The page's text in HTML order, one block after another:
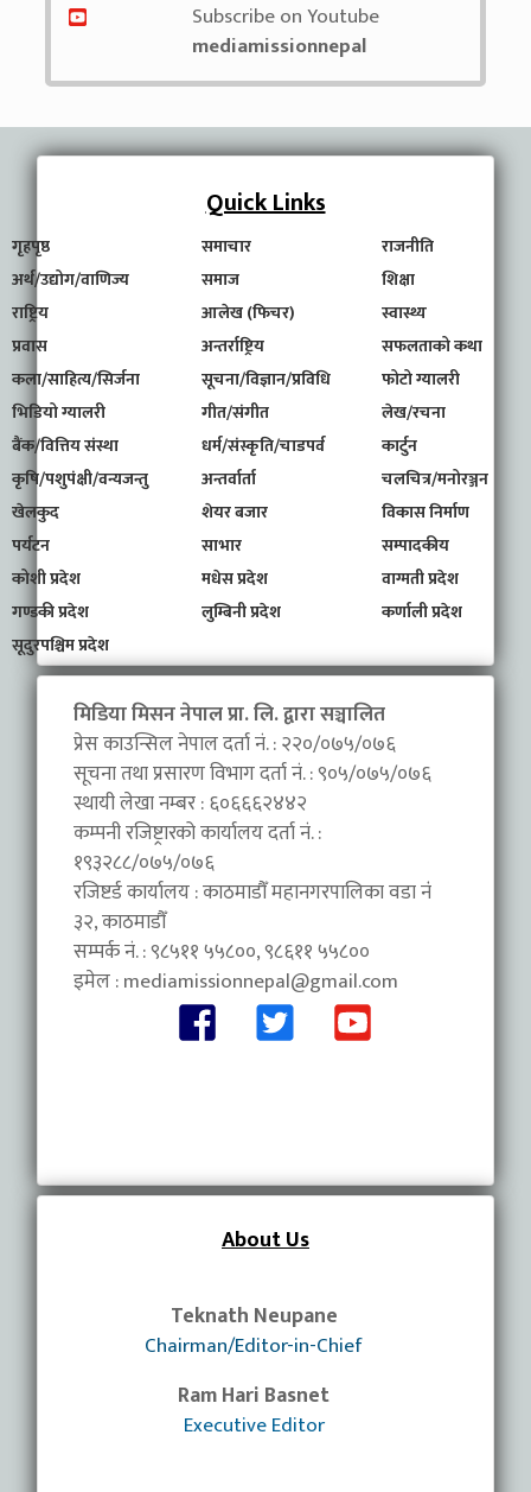
Subscribe on Youtube
mediamissionnepal
Quick Links
गृहपृष्ठ समाचार
राजनीति
अर्थ/उद्योग/वाणिज्य
समाज
शिक्षा
राष्ट्रिय
आलेख (फिचर)
स्वास्थ्य
प्रवास
अन्तर्राष्ट्रिय
सफलताको कथा
कला/साहित्य/सिर्जना
सूचना/विज्ञान/प्रविधि
फोटो ग्यालरी
भिडियो ग्यालरी
गीत/संगीत
लेख/रचना
बैंक/वित्तिय संस्था
धर्म/संस्कृति/चाडपर्व
कार्टुन
कृषि/पशुपंक्षी/वन्यजन्तु
अन्तर्वार्ता
चलचित्र/मनोरञ्जन
खेलकुद
शेयर बजार
विकास निर्माण
पर्यटन
साभार
सम्पादकीय
कोशी प्रदेश
मधेस प्रदेश
वाग्मती प्रदेश
गण्डकी प्रदेश
लुम्बिनी प्रदेश
कर्णाली प्रदेश
सूदुरपश्चिम प्रदेश
मिडिया मिसन नेपाल प्रा. लि. द्वारा सञ्चालित
प्रेस काउन्सिल नेपाल दर्ता नं. : २२०/०७५/०७६
सूचना तथा प्रसारण विभाग दर्ता नं. : ९०५/०७५/०७६
स्थायी लेखा नम्बर : ६०६६६२४४२
कम्पनी रजिष्ट्रारको कार्यालय दर्ता नं. :
१९३२८८/०७५/०७६
रजिष्टर्ड कार्यालय : काठमाडौँ महानगरपालिका वडा नंं
३२, काठमाडौँ
सम्पर्क नं. : ९८५११ ५५८००, ९८६११ ५५८००
इमेल :mediamissionnepal@gmail.com
About Us
Teknath Neupane
Chairman/Editor-in-Chief
Ram Hari Basnet
Executive Editor